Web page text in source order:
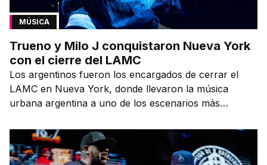
MÚSICA
Trueno y Milo J conquistaron Nueva York
con el cierre del LAMC
Los argentinos fueron los encargados de cerrar el
LAMC en Nueva York, donde llevaron la música
urbana argentina a uno de los escenarios más